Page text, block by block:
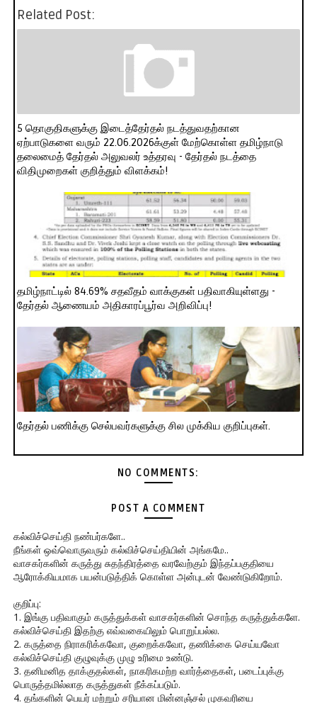
Related Post:
5 தொகுதிகளுக்கு இடைத்தேர்தல் நடத்துவதற்கான
ஏற்பாடுகளை வரும் 22.06.2026க்குள் மேற்கொள்ள தமிழ்நாடு
தலைமைத் தேர்தல் அலுவலர் உத்தரவு - தேர்தல் நடத்தை
விதிமுறைகள் குறித்தும் விளக்கம்!
தமிழ்நாட்டில் 84.69% சதவீதம் வாக்குகள் பதிவாகியுள்ளது -
தேர்தல் ஆணையம் அதிகாரப்பூர்வ அறிவிப்பு!
தேர்தல் பணிக்கு செல்பவர்களுக்கு சில முக்கிய குறிப்புகள்.
NO COMMENTS:
POST A COMMENT
கல்விச்செய்தி நண்பர்களே..
நீங்கள் ஒவ்வொருவரும் கல்விச்செய்தியின் அங்கமே..
வாசகர்களின் கருத்து சுதந்திரத்தை வரவேற்கும் இந்தப்பகுதியை
ஆரோக்கியமாக பயன்படுத்திக் கொள்ள அன்புடன் வேண்டுகிறோம்.
குறிப்பு:
1. இங்கு பதிவாகும் கருத்துக்கள் வாசகர்களின் சொந்த கருத்துக்களே.
கல்விச்செய்தி இதற்கு எவ்வகையிலும் பொறுப்பல்ல.
2. கருத்தை நிராகரிக்கவோ, குறைக்கவோ, தணிக்கை செய்யவோ
கல்விச்செய்தி குழுவுக்கு முழு உரிமை உண்டு.
3. தனிமனித தாக்குதல்கள், நாகரிகமற்ற வார்த்தைகள், படைப்புக்கு
பொருத்தமில்லாத கருத்துகள் நீக்கப்படும்.
4. தங்களின் பெயர் மற்றும் சரியான மின்னஞ்சல் முகவரியை